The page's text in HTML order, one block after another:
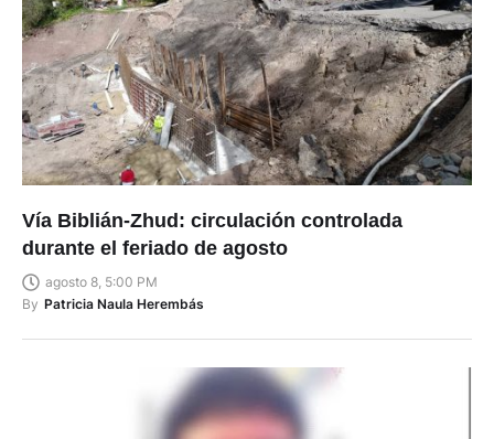
Vía Biblián-Zhud: circulación controlada
durante el feriado de agosto
agosto 8, 5:00 PM
By Patricia Naula Herembás